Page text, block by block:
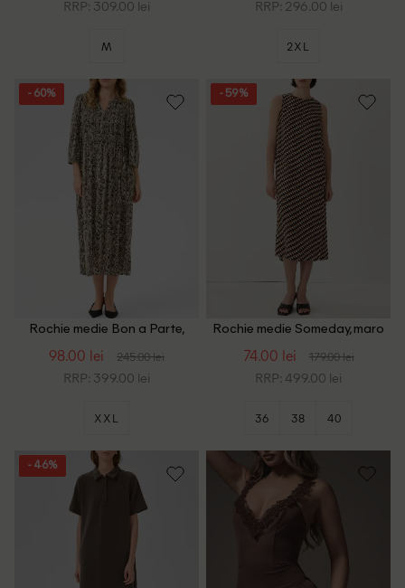
RRP: 309.00 lei
M
RRP: 296.00 lei
2XL
- 60%
Rochie medie Bon a Parte,
98.00 lei 245.00 lei
RRP: 399.00 lei
XXL
- 59%
Rochie medie Someday, maro
74.00 lei 179.00 lei
RRP: 499.00 lei
36 38 40
- 46%